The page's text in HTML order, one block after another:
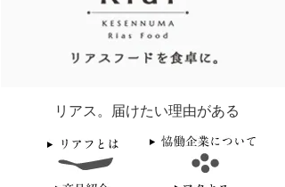
リアス。届けたい理由がある